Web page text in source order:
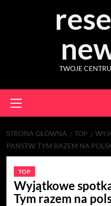
TWOJE
Menu
STRONA GŁÓWNA TOP
PAŃSTW. TYM RAZEM NA
TOP
Wyjątkowe
Tym razem na